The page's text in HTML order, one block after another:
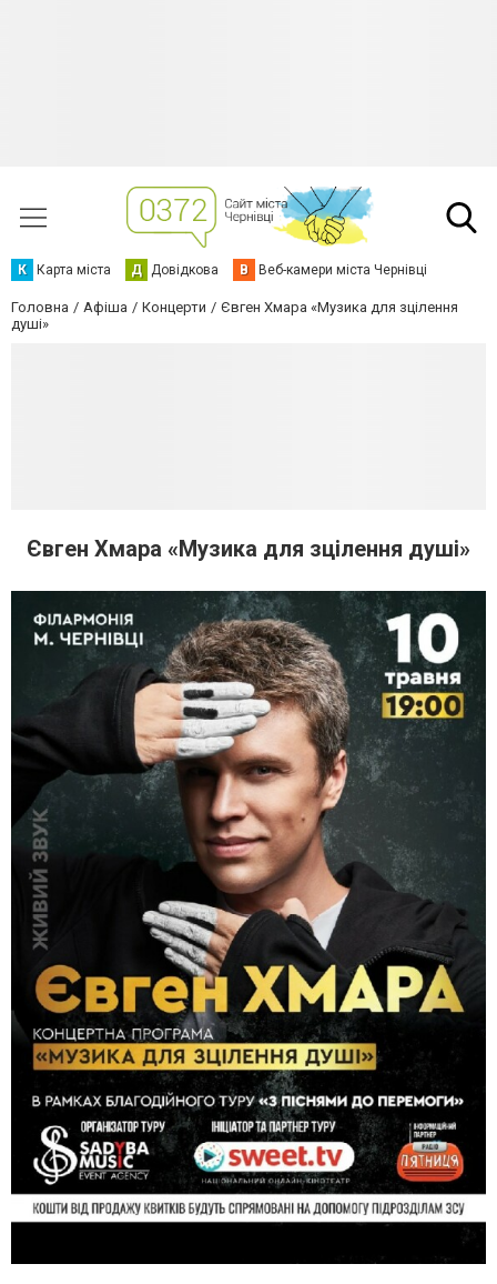
К Карта міста Д Довідкова В Веб-камери міста Чернівці
Головна Афіша Концерти
Євген Хмара «Музика для зцілення
душі»
Євген Хмара «Музика для зцілення душі»